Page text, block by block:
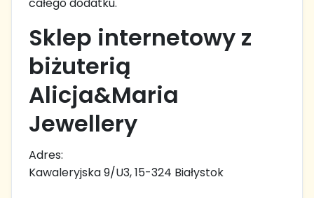
Sklep internetowy z
biżuterią
Alicja&Maria
Jewellery
Adres:
Kawaleryjska 9/U3, 15-324 Białystok